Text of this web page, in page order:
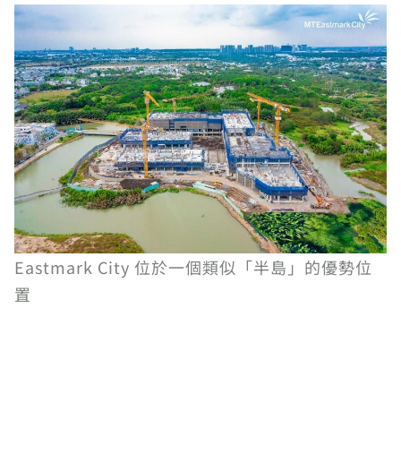
Eastmark City 位於一個類似「半島」的優勢位
置